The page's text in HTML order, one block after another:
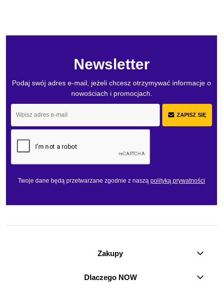
Newsletter
Podaj swój adres e-mail, jeżeli chcesz otrzymywać informacje o
nowościach i promocjach.
ZAPISZ SIĘ
Twoje dane będą przetwarzane zgodnie z naszą polityką prywatności
Zakupy
Dlaczego NOW